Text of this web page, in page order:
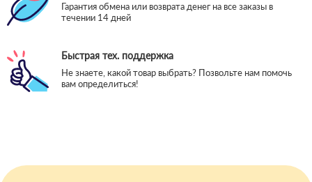
Гарантия обмена или возврата денег на все заказы в
течении 14 дней
Быстрая тех. поддержка
Не знаете, какой товар выбрать? Позвольте нам помочь
вам определиться!